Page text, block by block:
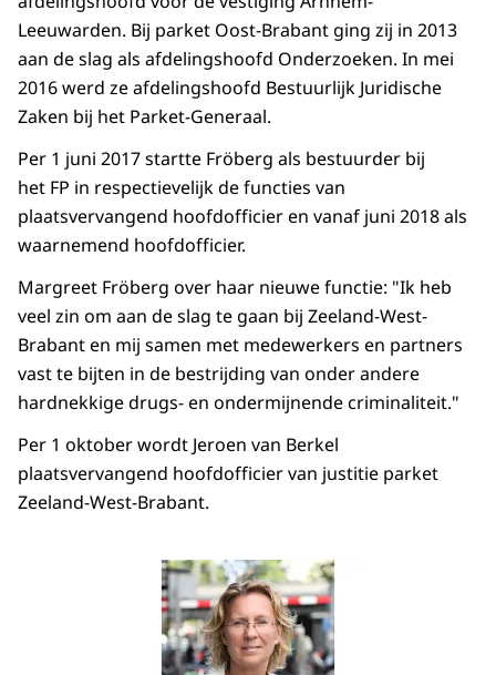
Leeuwarden. Bij parket Oost-Brabant ging zij in 2013
aan de slag als afdelingshoofd Onderzoeken. In mei
2016 werd ze afdelingshoofd Bestuurlijk Juridische
Zaken bij het Parket-Generaal.
Per 1 juni 2017 startte Fröberg als bestuurder bij
het FP in respectievelijk de functies van
plaatsvervangend hoofdofficier en vanaf juni 2018 als
waarnemend hoofdofficier.
Margreet Fröberg over haar nieuwe functie: "Ik heb
veel zin om aan de slag te gaan bij Zeeland-West-
Brabant en mij samen met medewerkers en partners
vast te bijten in de bestrijding van onder andere
hardnekkige drugs- en ondermijnende criminaliteit."
Per 1 oktober wordt Jeroen van Berkel
plaatsvervangend hoofdofficier van justitie parket
Zeeland-West-Brabant.